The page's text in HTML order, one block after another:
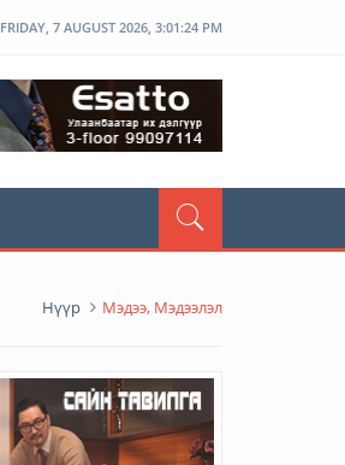
FRIDAY, 7 AUGUST 2026, 3:01:25 PM
Нүүр Мэдээ, Мэдээлэл